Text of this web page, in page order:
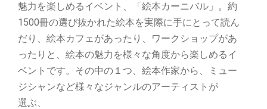
魅力を楽しめるイベント、「絵本カーニバル」。約
1500冊の選び抜かれた絵本を実際に手にとって読ん
だり、絵本カフェがあったり、ワークショップがあ
ったりと、絵本の魅力を様々な角度から楽しめるイ
ベントです。その中の１つ、絵本作家から、ミュー
ジシャンなど様々なジャンルのアーティストが
選ぶ、